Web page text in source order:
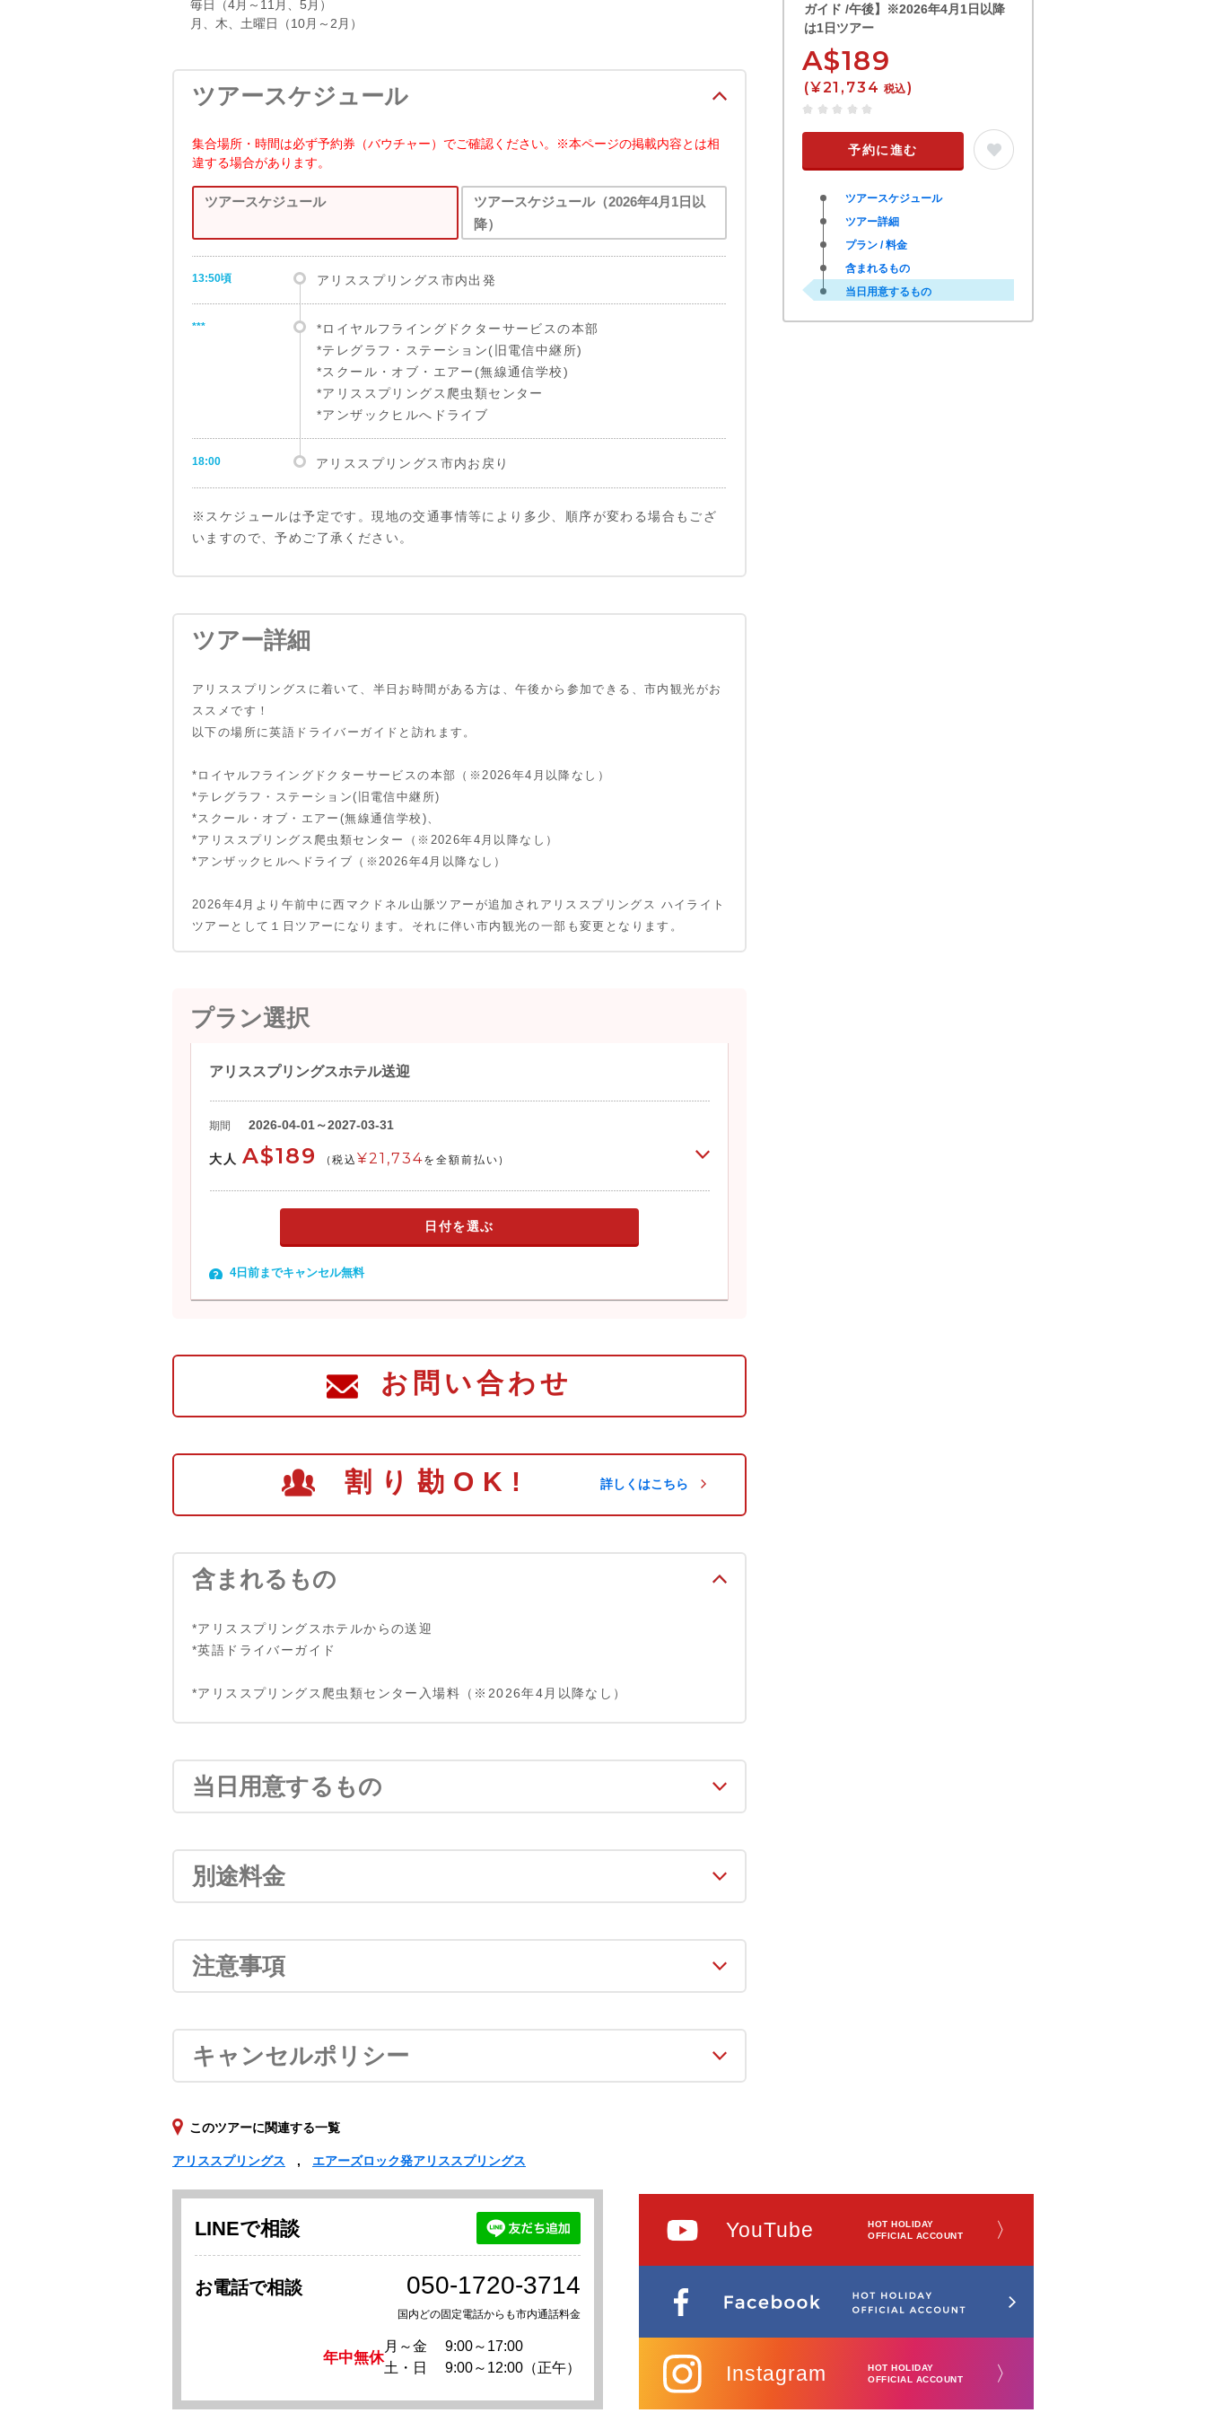
毎日（4月～11月、5月）
月、木、土曜日（10月～2月）
ツアースケジュール
集合場所・時間は必ず予約券（バウチャー）でご確認ください。※本ページの掲載内容とは相
違する場合があります。
ツアースケジュール
13:50頃 アリススプリングス市内出発
***
*ロイヤルフライングドクターサービスの本部
*テレグラフ・ステーション(旧電信中継所)
*スクール・オブ・エアー(無線通信学校)
*アリススプリングス爬虫類センター
*アンザックヒルへドライブ
18:00 アリススプリングス市内お戻り
※スケジュールは予定です。現地の交通事情等により多少、順序が変わる場合もござ
いますので、予めご了承ください。
ツアースケジュール（2026年4月1日以
降）
***
*** スタンリーキャズムにて昼食休憩（自己負担）
***
テレグラフ・ステーション(旧電信中継所)
スクール・オブ・エアー(無線通信学校)
15:00 アリススプリングス市内お戻り
ツアー詳細
アリススプリングスに着いて、半日お時間がある方は、午後から参加できる、市内観光がお
ススメです！
以下の場所に英語ドライバーガイドと訪れます。
*ロイヤルフライングドクターサービスの本部（※2026年4月以降なし）
*テレグラフ・ステーション(旧電信中継所)
*スクール・オブ・エアー(無線通信学校)、
*アリススプリングス爬虫類センター（※2026年4月以降なし）
*アンザックヒルへドライブ（※2026年4月以降なし）
2026年4月より午前中に西マクドネル山脈ツアーが追加されアリススプリングス ハイライト
ツアーとして１日ツアーになります。それに伴い市内観光の一部も変更となります。
プラン選択
アリススプリングスホテル送迎
期間 2026-04-01～2027-03-31
大人 A$189 (税込 ¥21,734を全額前払い)
日付を選ぶ
4日前までキャンセル無料
お問い合わせ
割り勘OK! 詳しくはこちら
含まれるもの
*アリススプリングスホテルからの送迎
*英語ドライバーガイド
*アリススプリングス爬虫類センター入場料（※2026年4月以降なし）
当日用意するもの
別途料金
注意事項
キャンセルポリシー
ガイド /午後】※2026年4月1日以降
は1日ツアー
A$189
(¥21,734 税込)
予約に進む
ツアースケジュール
ツアー詳細
プラン / 料金
含まれるもの
当日用意するもの
このツアーに関連する一覧
アリススプリングス エアーズロック発アリススプリングス
LINEで相談
お電話で相談 050-1720-3714
国内どの固定電話からも市内通話料金
年中無休
月～金
9:00～17:00
土・日
9:00～12:00（正午）
YouTube
HOT HOLIDAY
OFFICIAL ACCOUNT
〉
Instagram
HOT HOLIDAY
OFFICIAL ACCOUNT
〉